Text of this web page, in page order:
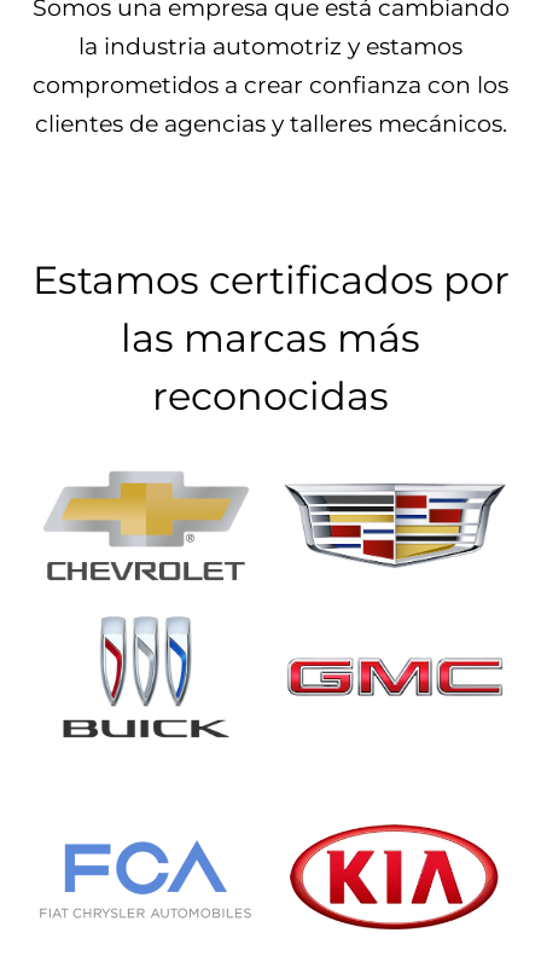
Somos una empresa que está cambiando
la industria automotriz y estamos
comprometidos a crear confianza con los
clientes de agencias y talleres mecánicos.
Estamos certificados por
las marcas más
reconocidas